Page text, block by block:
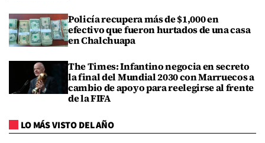
Policía recupera más de $1,000 en
efectivo que fueron hurtados de una casa
en Chalchuapa
The Times: Infantino negocia en secreto
la final del Mundial 2030 con Marruecos a
cambio de apoyo para reelegirse al frente
de la FIFA
LO MÁS VISTO DEL AÑO